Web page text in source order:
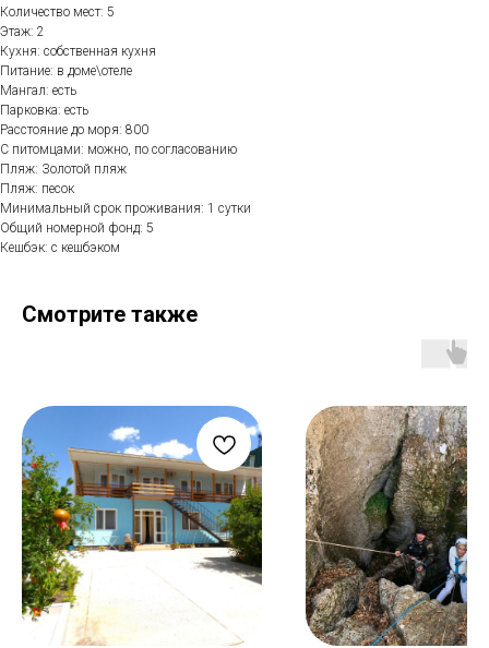
Количество мест: 5
Этаж: 2
Кухня: собственная кухня
Питание: в доме\отеле
Мангал: есть
Парковка: есть
Расстояние до моря: 800
С питомцами: можно, по согласованию
Пляж: Золотой пляж
Пляж: песок
Минимальный срок проживания: 1 сутки
Общий номерной фонд: 5
Кешбэк: с кешбэком
Смотрите также